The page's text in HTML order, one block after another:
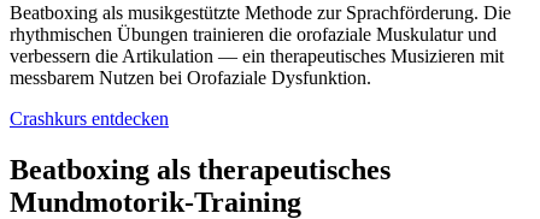
Beatboxing als musikgestützte Methode zur Sprachförderung. Die
rhythmischen Übungen trainieren die orofaziale Muskulatur und
verbessern die Artikulation — ein therapeutisches Musizieren mit
messbarem Nutzen bei Orofaziale Dysfunktion.
Crashkurs entdecken
Beatboxing als therapeutisches
Mundmotorik-Training